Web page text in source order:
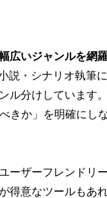
広いジャンルを網
説・シナリオ執筆
ル分けしています
きか」を明確にし
ーザーフレンドリ
得意なツールもあ